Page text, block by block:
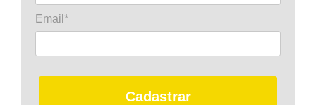
Email*
Cadastrar